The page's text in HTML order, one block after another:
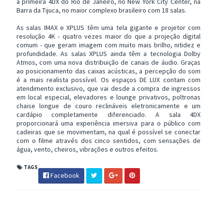
Barra da Tijuca, no maior complexo brasileiro com 18 salas.
As salas IMAX e XPLUS têm uma tela gigante e projetor com
resolução 4K - quatro vezes maior do que a projeção digital
comum - que geram imagem com muito mais brilho, nitidez e
profundidade. As salas XPLUS ainda têm a tecnologia Dolby
Atmos, com uma nova distribuição de canais de áudio. Graças
ao posicionamento das caixas acústicas, a percepção do som
é a mais realista possível. Os espaços DE LUX contam com
atendimento exclusivo, que vai desde a compra de ingressos
em local especial, elevadores e lounge privativos, poltronas
chaise longue de couro reclináveis eletronicamente e um
cardápio completamente diferenciado. A sala 4DX
proporcionará uma experiência imersiva para o público com
cadeiras que se movimentam, na qual é possível se conectar
com o filme através dos cinco sentidos, com sensações de
água, vento, cheiros, vibrações e outros efeitos.
TAGS
Facebook